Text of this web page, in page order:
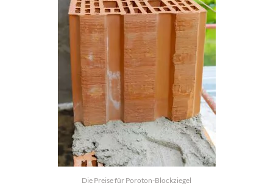
Die Preise für Poroton-Blockziegel